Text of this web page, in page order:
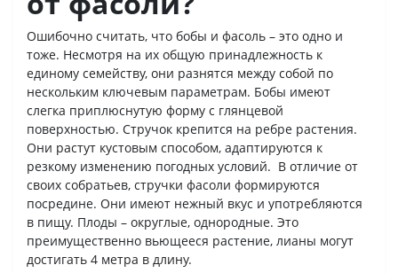
Ошибочно считать, что бобы и фасоль – это одно и
тоже. Несмотря на их общую принадлежность к
единому семейству, они разнятся между собой по
нескольким ключевым параметрам. Бобы имеют
слегка приплюснутую форму с глянцевой
поверхностью. Стручок крепится на ребре растения.
Они растут кустовым способом, адаптируются к
резкому изменению погодных условий. В отличие от
своих собратьев, стручки фасоли формируются
посредине. Они имеют нежный вкус и употребляются
в пищу. Плоды – округлые, однородные. Это
преимущественно вьющееся растение, лианы могут
достигать 4 метра в длину.